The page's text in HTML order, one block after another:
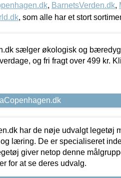
, BarnetsVerden.dk,
, som alle har et stort
sælger økologisk og
og fri fragt over 499 kr.
har de nøje udvalgt legetøj
læring. De er specialiseret
giver netop denne
for at se deres udvalg.